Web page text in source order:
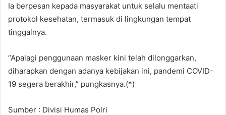
Ia berpesan kepada masyarakat untuk selalu mentaati
protokol kesehatan, termasuk di lingkungan tempat
tinggalnya.
“Apalagi penggunaan masker kini telah dilonggarkan,
diharapkan dengan adanya kebijakan ini, pandemi COVID-
19 segera berakhir,” pungkasnya.(*)
Sumber : Divisi Humas Polri